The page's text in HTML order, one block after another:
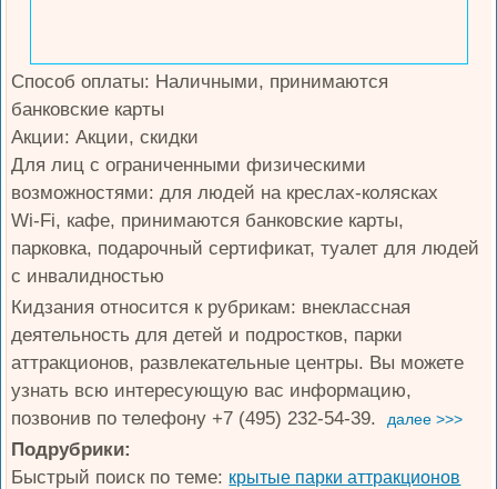
Способ оплаты: Наличными, принимаются
банковские карты
Акции: Акции, скидки
Для лиц с ограниченными физическими
возможностями: для людей на креслах-колясках
Wi-Fi, кафе, принимаются банковские карты,
парковка, подарочный сертификат, туалет для людей
с инвалидностью
Кидзания относится к рубрикам: внеклассная
деятельность для детей и подростков, парки
аттракционов, развлекательные центры. Вы можете
узнать всю интересующую вас информацию,
позвонив по телефону +7 (495) 232-54-39.
далее >>>
Подрубрики:
Быстрый поиск по теме: крытые парки аттракционов